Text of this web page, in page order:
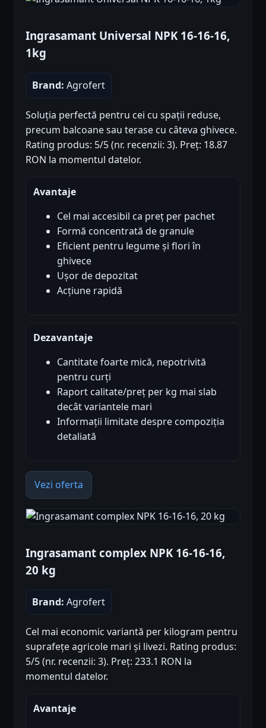
Ingrasamant Universal NPK 16-16-16,
1kg
Brand: Agrofert
Soluția perfectă pentru cei cu spații reduse,
precum balcoane sau terase cu câteva ghivece.
Rating produs: 5/5 (nr. recenzii: 3). Preț: 18.87
RON la momentul datelor.
Avantaje
Cel mai accesibil ca preț per pachet
Formă concentrată de granule
Eficient pentru legume și flori în
ghivece
Ușor de depozitat
Acțiune rapidă
Dezavantaje
Cantitate foarte mică, nepotrivită
pentru curți
Raport calitate/preț per kg mai slab
decât variantele mari
Informații limitate despre compoziția
detaliată
Vezi oferta
Ingrasamant complex NPK 16-16-16,
20 kg
Brand: Agrofert
Cel mai economic variantă per kilogram pentru
suprafețe agricole mari și livezi. Rating produs:
5/5 (nr. recenzii: 3). Preț: 233.1 RON la
momentul datelor.
Avantaje